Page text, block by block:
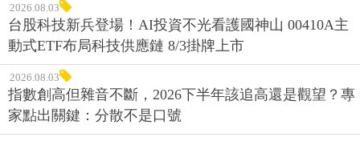
2026.08.03
台股科技新兵登場！AI投資不光看護國神山 00410A主
動式ETF布局科技供應鏈 8/3掛牌上市
2026.08.03
指數創高但雜音不斷，2026下半年該追高還是觀望？專
家點出關鍵：分散不是口號